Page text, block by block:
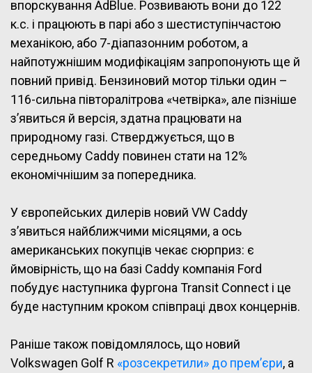
впорскування AdBlue. Розвивають вони до 122
к.с. і працюють в парі або з шестиступінчастою
механікою, або 7-діапазонним роботом, а
найпотужнішим модифікаціям запропонують ще й
повний привід. Бензиновий мотор тільки один –
116-сильна півторалітрова «четвірка», але пізніше
з’явиться й версія, здатна працювати на
природному газі. Стверджується, що в
середньому Caddy повинен стати на 12%
економічнішим за попередника.
У європейських дилерів новий VW Caddy
з’явиться найближчими місяцями, а ось
американських покупців чекає сюрприз: є
ймовірність, що на базі Caddy компанія Ford
побудує наступника фургона Transit Connect і це
буде наступним кроком співпраці двох концернів.
Раніше також повідомлялось, що новий
Volkswagen Golf R «розсекретили» до прем’єри, а